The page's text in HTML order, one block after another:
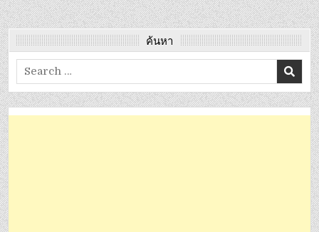
ค้นหา
Search
for: